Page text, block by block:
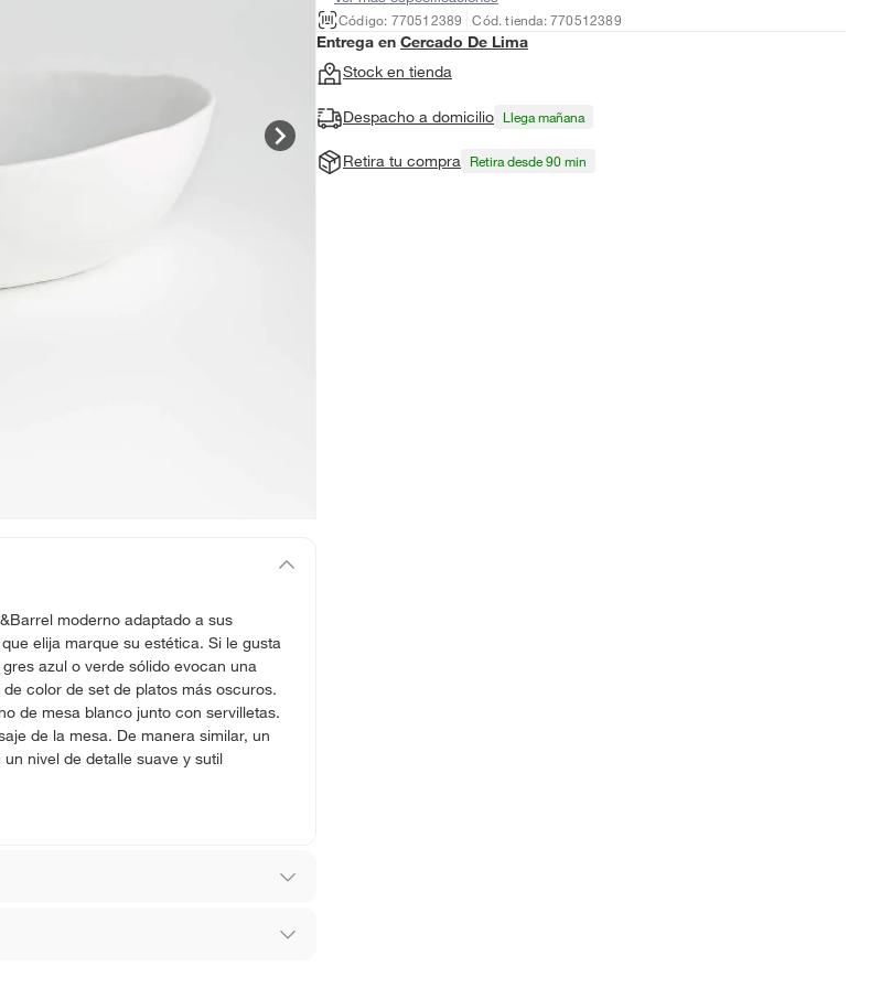
moderno adaptado a sus
elija marque su estética. Si le gusta
azul o verde sólido evocan una
color de set de platos más oscuros.
de mesa blanco junto con servilletas.
de la mesa. De manera similar, un
nivel de detalle suave y sutil
Código: 770512389
Cód. tienda: 770512389
Entrega en Cercado De Lima
Stock en tienda
Despacho a domicilio Llega mañana
Retira tu compra Retira desde 90 min